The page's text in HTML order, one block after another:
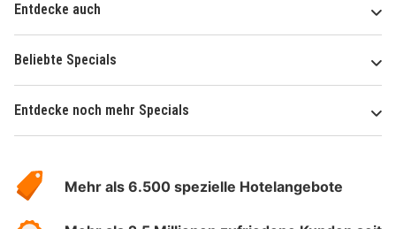
Entdecke auch
Beliebte Specials
Entdecke noch mehr Specials
Hotelspecials
Mehr als 6.500 spezielle Hotelangebote